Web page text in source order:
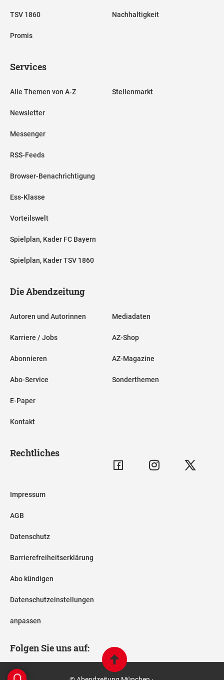
TSV 1860
Promis
Nachhaltigkeit
Services
Alle Themen von A-Z
Newsletter
Messenger
RSS-Feeds
Browser-Benachrichtigung
Ess-Klasse
Vorteilswelt
Spielplan, Kader FC Bayern
Spielplan, Kader TSV 1860
Stellenmarkt
Die Abendzeitung
Autoren und Autorinnen
Karriere / Jobs
Abonnieren
Abo-Service
E-Paper
Kontakt
Mediadaten
AZ-Shop
AZ-Magazine
Sonderthemen
Rechtliches
Impressum
AGB
Datenschutz
Barrierefreiheitserklärung
Abo kündigen
Datenschutzeinstellungen
anpassen
Folgen Sie uns auf: